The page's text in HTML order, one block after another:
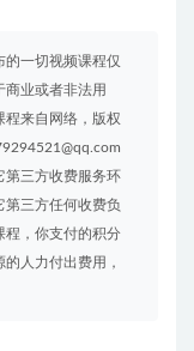
一切视频课程仅
商业或者非法用
程来自网络，版权
第三方收费服务环
第三方任何收费负
程，你支付的积分
人力付出费用，